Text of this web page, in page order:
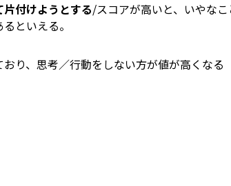
付けようとする/スコアが高いと、いやな
といえる。
り、思考／行動をしない方が値が高くなる